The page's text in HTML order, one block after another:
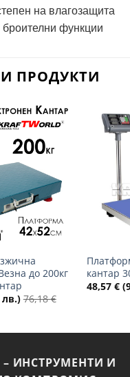
на влагозащита
функции
ПРОДУКТИ
Добави
в
до 200кг
лв.) 76,18€
кантар
48,57 €
– ИНСТРУМЕНТИ И